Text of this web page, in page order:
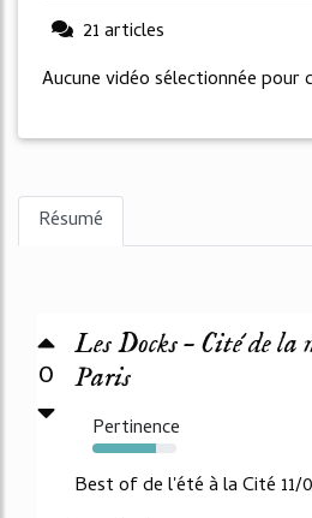
21 articles
Aucune vidéo sélectionnée pour
Résumé
0
Les Docks – Cité de la
Paris
Pertinence
76%
Best of de l'été à la Cité 11/